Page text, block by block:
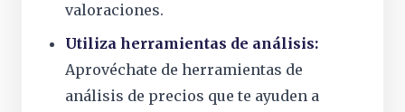
valoraciones.
Utiliza herramientas de análisis:
Aprovéchate de herramientas de
análisis de precios que te ayuden a